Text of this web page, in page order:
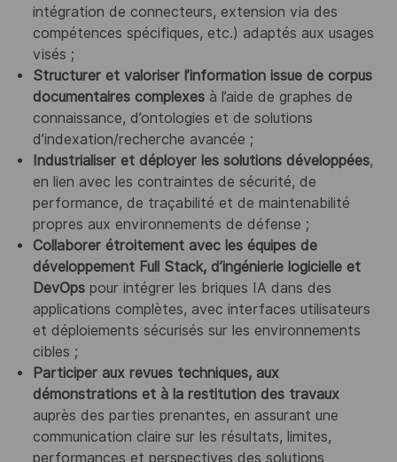
intégration de connecteurs, extension via des
compétences spécifiques, etc.) adaptés aux usages
visés ;
Structurer et valoriser l’information issue de corpus
documentaires complexesà l’aide de graphes de
connaissance, d’ontologies et de solutions
d’indexation/recherche avancée ;
Industrialiser et déployer les solutions développées,
en lien avec les contraintes de sécurité, de
performance, de traçabilité et de maintenabilité
propres aux environnements de défense ;
Collaborer étroitement avec les équipes de
développement Full Stack, d’ingénierie logicielle et
DevOpspour intégrer les briques IA dans des
applications complètes, avec interfaces utilisateurs
et déploiements sécurisés sur les environnements
cibles ;
Participer aux revues techniques, aux
démonstrations et à la restitution des travaux
auprès des parties prenantes, en assurant une
communication claire sur les résultats, limites,
performances et perspectives des solutions